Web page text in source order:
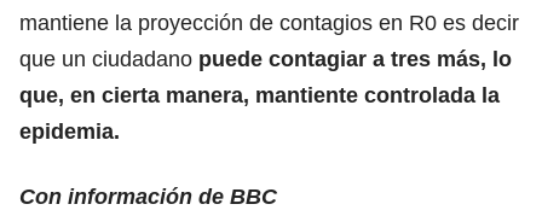
mantiene la proyección de contagios en R0 es decir
que un ciudadano puede contagiar a tres más, lo
que, en cierta manera, mantiente controlada la
epidemia.
Con información de BBC